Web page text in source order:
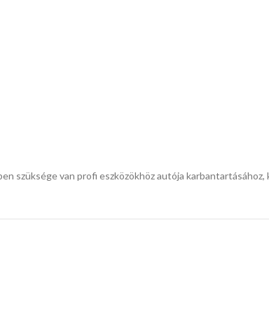
szüksége van profi eszközökhöz autója